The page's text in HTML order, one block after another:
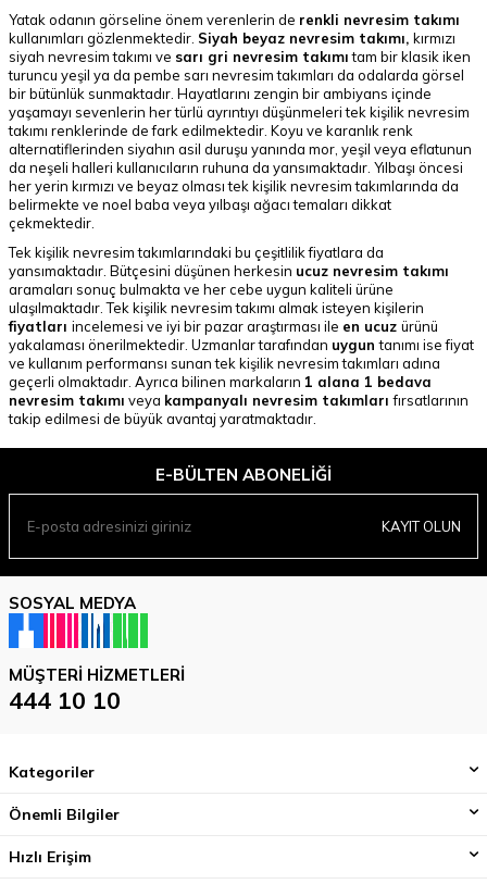
Yatak odanın görseline önem verenlerin de renkli nevresim takımı
kullanımları gözlenmektedir. Siyah beyaz nevresim takımı, kırmızı
siyah nevresim takımı ve sarı gri nevresim takımıtam bir klasik iken
turuncu yeşil ya da pembe sarı nevresim takımları da odalarda görsel
bir bütünlük sunmaktadır. Hayatlarını zengin bir ambiyans içinde
yaşamayı sevenlerin her türlü ayrıntıyı düşünmeleri tek kişilik nevresim
takımı renklerinde de fark edilmektedir. Koyu ve karanlık renk
alternatiflerinden siyahın asil duruşu yanında mor, yeşil veya eflatunun
da neşeli halleri kullanıcıların ruhuna da yansımaktadır. Yılbaşı öncesi
her yerin kırmızı ve beyaz olması tek kişilik nevresim takımlarında da
belirmekte ve noel baba veya yılbaşı ağacı temaları dikkat
çekmektedir.
Tek kişilik nevresim takımlarındaki bu çeşitlilik fiyatlara da
yansımaktadır. Bütçesini düşünen herkesin ucuz nevresim takımı
aramaları sonuç bulmakta ve her cebe uygun kaliteli ürüne
ulaşılmaktadır. Tek kişilik nevresim takımı almak isteyen kişilerin
fiyatları incelemesi ve iyi bir pazar araştırması ile en ucuz ürünü
yakalaması önerilmektedir. Uzmanlar tarafından uyguntanımı ise fiyat
ve kullanım performansı sunan tek kişilik nevresim takımları adına
geçerli olmaktadır. Ayrıca bilinen markaların 1 alana 1 bedava
nevresim takımı veya kampanyalı nevresim takımlarıfırsatlarının
takip edilmesi de büyük avantaj yaratmaktadır.
E-BÜLTEN ABONELIĞI
KAYIT OLUN
SOSYAL MEDYA
MÜŞTERI HIZMETLERI
444 10 10
Kategoriler
Önemli Bilgiler
Hızlı Erişim